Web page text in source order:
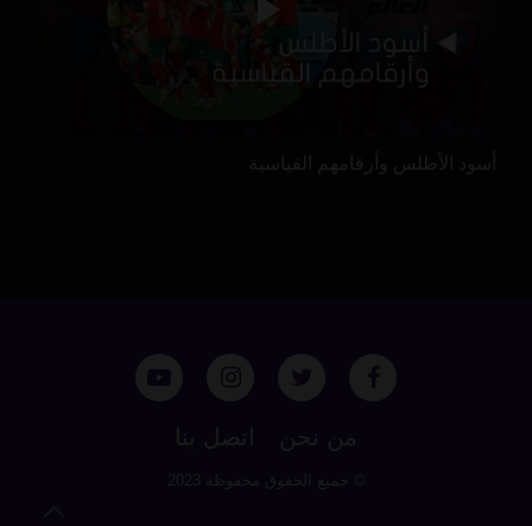
أسود الأطلس وأرقامهم القياسية